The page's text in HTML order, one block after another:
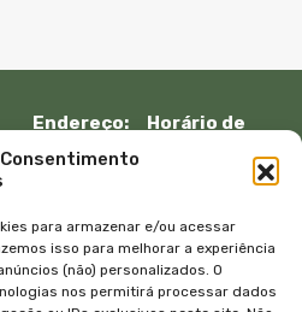
para armazenar e/ou acessar
isso para melhorar a experiência
(não) personalizados. O
nos permitirá processar dados
Endereço:
Muller, 917 –
CEP 88301-
401
Telefone:
Horário de
13:30 – 18:00
Sábado e
domingo